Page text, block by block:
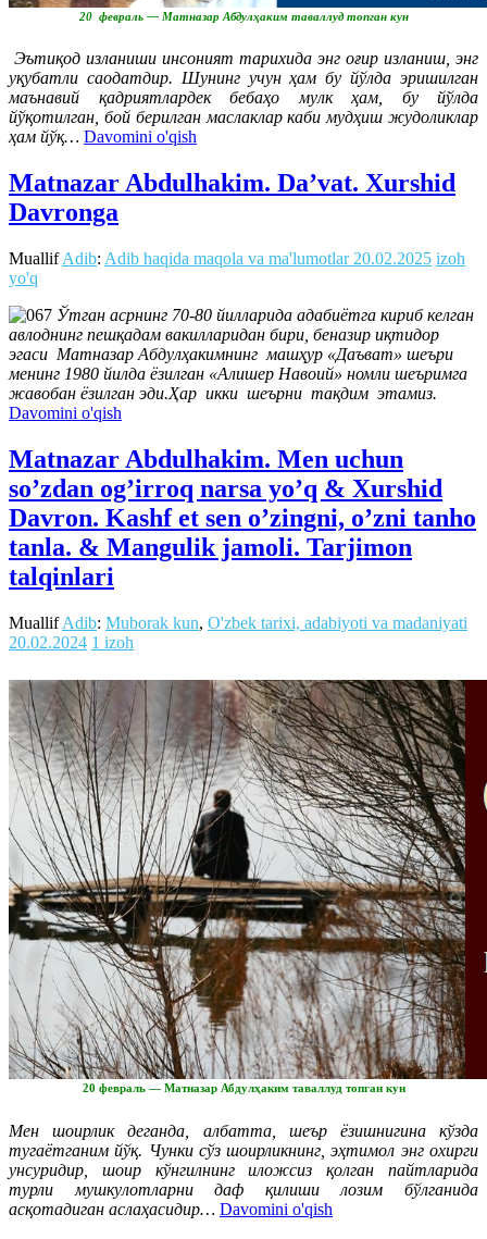
20 февраль — Матназар Абдулҳаким таваллуд топган кун
Эътиқод изланиши инсоният тарихида энг оғир изланиш, энг
уқубатли саодатдир. Шунинг учун ҳам бу йўлда эришилган
маънавий қадриятлардек бебаҳо мулк ҳам, бу йўлда
йўқотилган, бой берилган маслаклар каби мудҳиш жудоликлар
ҳам йўқ… Davomini o'qish
Matnazar Abdulhakim. Da’vat. Xurshid
Davronga
MuallifAdib: Adib haqida maqola va ma'lumotlar 20.02.2025 izoh
yo'q
Ўтган асрнинг 70-80 йилларида адабиётга кириб келган
авлоднинг пешқадам вакилларидан бири, беназир иқтидор
эгаси Матназар Абдулҳакимнинг машҳур «Даъват» шеъри
менинг 1980 йилда ёзилган «Алишер Навоий» номли шеъримга
жавобан ёзилган эди.Ҳар икки шеърни тақдим этамиз.
Davomini o'qish
Matnazar Abdulhakim. Men uchun
so’zdan og’irroq narsa yo’q & Xurshid
Davron. Kashf et sen o’zingni, o’zni tanho
tanla. & Mangulik jamoli. Tarjimon
talqinlari
MuallifAdib: Muborak kun, O'zbek tarixi, adabiyoti va madaniyati
20.02.2024 1 izoh
20 февраль — Матназар Абдулҳаким таваллуд топган кун
Мен шоирлик деганда, албатта, шеър ёзишнигина кўзда
тугаётганим йўқ. Чунки сўз шоирликнинг, эҳтимол энг охирги
унсуридир, шоир кўнгилнинг иложсиз қолган пайтларида
турли мушкулотларни даф қилиши лозим бўлганида
асқотадиган аслаҳасидир… Davomini o'qish